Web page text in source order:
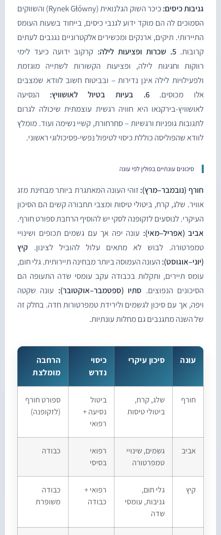
כיסים:
כיכר השוק הגלנואית (Rynek Główny) והשווקים
לה הם מוקד ידוע לגנבי כיסים, בייחוד בשעות העומס
תיקים, ארנקים ומכשירים אלקטרוניים נגנבים לעתים
5. שכרות ופציעות לילה:
קרקוב ידועה כיעד לימי
וחגיגות לילה, ופציעות הקשורות לשתייה מוגזמת
לילה אינן נדירות – ובביטוח חשוב לוודא שמצבים
מכוסים.6. בעיות בטיול לאושוויץ:
הנסיעה
בירקנאו היא חוויה רגשית עוצמתית שיכולה לגרום
גופניות ורגשיות – סחרחורת, קשיי נשימה ועוד. מומלץ
שהפוליסה כוללת כיסוי לטיפול נפשי-פסיכולוגי ראשוני.
סיכונים עונתיים בפולין לפי עונה
(נובמבר–מרץ):זוהי העונה המאתגרת ביותר מבחינת מזג
שלג, קרח, ביטולי טיסות ומצבי תחבורה קשים הם הסיכון
לנוסעים לזקופנה לסקי יש להוסיף הרחבת ספורט חורף.
(אפריל–מאי):עונה יפה אך עם גשמים תכופים ושינויי
לבוש לא מתאים עלול להוביל לצינון.קיץ
העונה העמוסה ביותר מבחינה תיירותית. גלי חום,
תיירים, ותקלות בכבודה עקב עומסי שדה התעופה הם
הנפוצים.סתיו (ספטמבר–אוקטובר):עונה שקטה
אך עם סיכון לגשמים ולירידת טמפרטורות חדה. בחלק זה
השנה מתגנבים גם מחלות עונתיות.
סיכון עיקרי
הרחבה
מומלצת
שלג, קרח,
ביטולי טיסות
נסיעה +
ספורט חורף
(לזקופנה)
גשמים, שינויי
טמפרטורה
גלי חום,
גניבות, עומסי
רפואי +
כבודה
משופרת